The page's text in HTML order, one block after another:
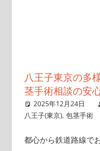
八王子東京の多
茎手術相談の安
2025年12月24日
八王子(東京), 包茎手術
都心から鉄道路線で